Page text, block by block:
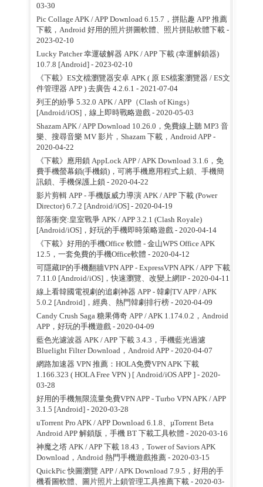
03-30
Pic Collage APK / APP Download 6.15.7，拼貼趣 APP 推薦
下載，Android 好用的照片拼圖軟體、照片拼貼軟體下載-
2023-02-10
Lucky Patcher 幸運破解器 APK / APP 下載 (幸運解鎖器)
10.7.8 [Android] - 2023-02-10
《下載》ES文檔瀏覽器安卓 APK ( 原 ES檔案瀏覽器 / ES文
件管理器 APP ) 去廣告 4.2.6.1 - 2021-07-04
列王的紛爭 5.32.0 APK / APP（Clash of Kings）
[Android/iOS]，線上即時戰略遊戲- 2020-05-03
Shazam APK / APP Download 10.26.0，免費線上聽 MP3 音
樂、搜尋音樂 MV 影片，Shazam 下載，Android APP-
2020-04-22
《下載》應用鎖 AppLock APP / APK Download 3.1.6，免
費手機螢幕鎖(手機鎖)，可將手機應用程式上鎖、手機簡
訊鎖、手機保護上鎖 - 2020-04-22
影片剪輯 APP - 手機版威力導演 APK / APP 下載 (Power
Director) 6.7.2 [Android/iOS]- 2020-04-19
部落衝突:皇室戰爭 APK / APP 3.2.1 (Clash Royale)
[Android/iOS]，好玩的手機即時策略遊戲- 2020-04-14
《下載》好用的手機Office 軟體 - 金山WPS Office APK
12.5，一套免費的手機Office軟體 - 2020-04-12
可隱藏IP的手機翻牆VPN APP - ExpressVPN APK / APP 下載
7.11.0 [Android/iOS]，快速瀏覽、改變上網IP- 2020-04-11
線上看韓國電視劇的追劇神器 APP - 韓劇TV APP / APK
5.0.2 [Android]，經典、熱門韓劇排行榜- 2020-04-09
Candy Crush Saga 糖果傳奇 APP / APK 1.174.0.2，Android
APP，好玩的手機遊戲- 2020-04-09
藍色光濾波器 APK / APP 下載 3.4.3，手機藍光過濾
Bluelight Filter Download，Android APP- 2020-04-07
網路加速器 VPN 推薦：HOLA免费VPN APK 下載
1.166.323 ( HOLA Free VPN ) [ Android/iOS APP ]- 2020-
03-28
好用的手機無限流量免費VPN APP - Turbo VPN APK / APP
3.1.5 [Android]- 2020-03-28
uTorrent Pro APK / APP Download 6.1.8、µTorrent Beta
Android APP 解鎖版，手機 BT 下載工具軟體 - 2020-03-16
神魔之塔 APK / APP 下載 18.43，Tower of Saviors APK
Download，Android 熱門手機遊戲推薦- 2020-03-15
QuickPic 快圖瀏覽 APP / APK Download 7.9.5，好用的手
機看圖軟體、圖片照片上鎖管理工具推薦下載- 2020-03-